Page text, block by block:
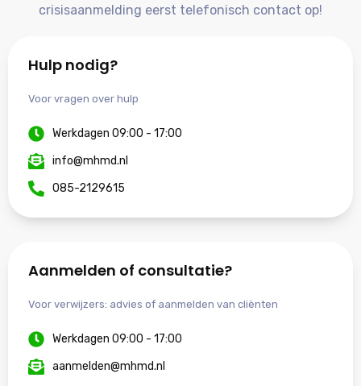
crisisaanmelding eerst telefonisch contact op!
Hulp nodig?
Voor vragen over hulp
Werkdagen 09:00 - 17:00
info@mhmd.nl
085-2129615
Aanmelden of consultatie?
Voor verwijzers: advies of aanmelden van cliënten
Werkdagen 09:00 - 17:00
aanmelden@mhmd.nl